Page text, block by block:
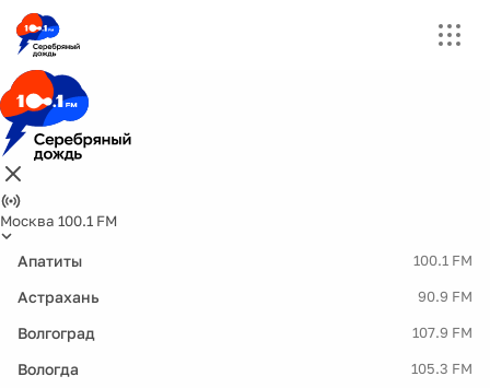
Москва 100.1 FM
Апатиты 100.1 FM
Астрахань 90.9 FM
Волгоград 107.9 FM
Вологда 105.3 FM